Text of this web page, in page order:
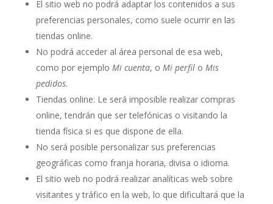
El sitio web no podrá adaptar los contenidos a sus
preferencias personales, como suele ocurrir en las
tiendas online.
No podrá acceder al área personal de esa web,
como por ejemplo Mi cuenta, o Mi perfilo Mis
pedidos.
Tiendas online: Le será imposible realizar compras
online, tendrán que ser telefónicas o visitando la
tienda física si es que dispone de ella.
No será posible personalizar sus preferencias
geográficas como franja horaria, divisa o idioma.
El sitio web no podrá realizar analíticas web sobre
visitantes y tráfico en la web, lo que dificultará que la